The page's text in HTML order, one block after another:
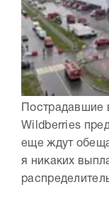
Пострадавшие
Wildberries
еще ждут
я никаких